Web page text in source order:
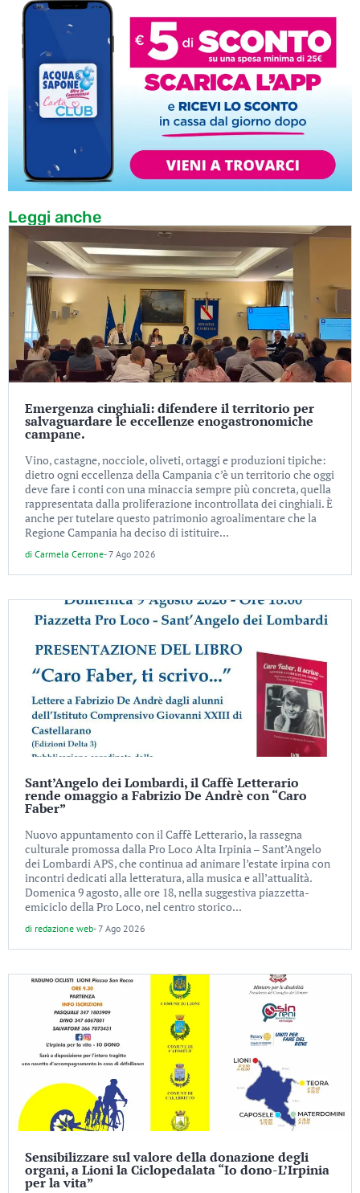
Leggi anche
Emergenza cinghiali: difendere il territorio per
salvaguardare le eccellenze enogastronomiche
campane.
Vino, castagne, nocciole, oliveti, ortaggi e produzioni tipiche:
dietro ogni eccellenza della Campania c’è un territorio che oggi
deve fare i conti con una minaccia sempre più concreta, quella
rappresentata dalla proliferazione incontrollata dei cinghiali. È
anche per tutelare questo patrimonio agroalimentare che la
Regione Campania ha deciso di istituire...
di Carmela Cerrone-7 Ago 2026
Sant’Angelo dei Lombardi, il Caffè Letterario
rende omaggio a Fabrizio De Andrè con “Caro
Faber”
Nuovo appuntamento con il Caffè Letterario, la rassegna
culturale promossa dalla Pro Loco Alta Irpinia – Sant’Angelo
dei Lombardi APS, che continua ad animare l’estate irpina con
incontri dedicati alla letteratura, alla musica e all’attualità.
Domenica 9 agosto, alle ore 18, nella suggestiva piazzetta-
emiciclo della Pro Loco, nel centro storico...
di redazione web-7 Ago 2026
Sensibilizzare sul valore della donazione degli
organi, a Lioni la Ciclopedalata “Io dono-L’Irpinia
per la vita”